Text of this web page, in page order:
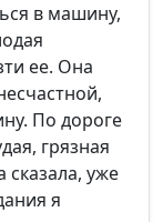
в машину,
ее. Она
По дороге
грязная
сказала, уже
я